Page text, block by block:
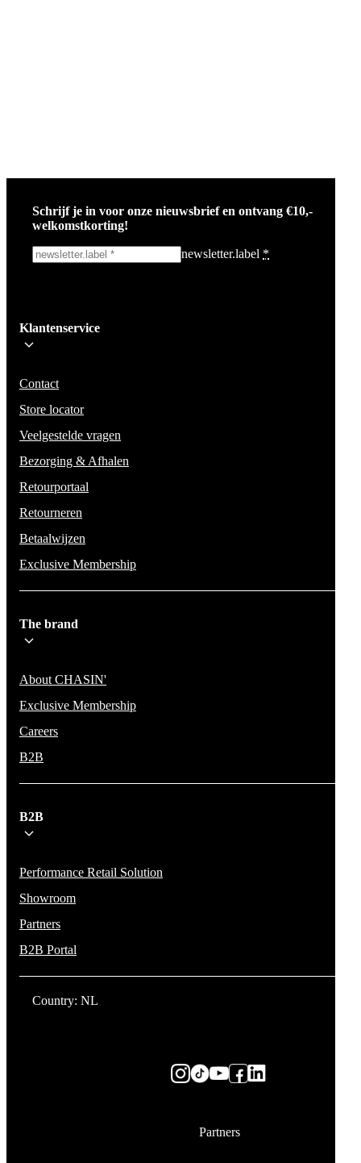
Schrijf je in voor onze nieuwsbrief en ontvang €10,-
welkomstkorting!
newsletter.label *
Wees op de hoogte voor het laatste nieuws, campagnes en acties. We
mail niet delen en geen spam verzenden.
Klantenservice
Contact
Store locator
Veelgestelde vragen
Bezorging & Afhalen
Retourportaal
Retourneren
Betaalwijzen
Exclusive Membership
The brand
About CHASIN'
Exclusive Membership
Careers
B2B
B2B
Performance Retail Solution
Showroom
Partners
B2B Portal
Country: NL
Partners